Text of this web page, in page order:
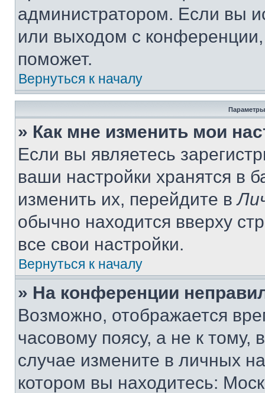
администратором. Если вы
или выходом с
поможет.
Вернуться к началу
Параметры
» Как мне изменить мои
Если вы являетесь
ваши настройки хранятся в
изменить их, перейдите в
обычно находится вверху
все свои настройки.
Вернуться к началу
» На конференции
Возможно, отображается
часовому поясу, а не к тому,
случае измените в личных
котором вы находитесь: